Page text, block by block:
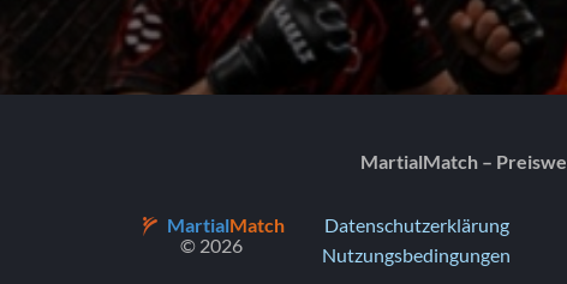
MartialMatch –
MartialMatch
© 2026
Datenschutzerklärung
Nutzungsbedingungen